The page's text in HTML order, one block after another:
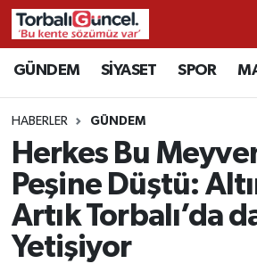
GÜNDEM SİYASET SPOR
HABERLER GÜNDEM
Herkes Bu
Peşine Düştü:
Artık Torbalı’da
Yetişiyor
İzmir Nöbetçi Eczaneler
İzmir Hava Durumu
İzmir Namaz Vakitleri
İzmir Trafik Yoğunluk Haritası
Süper Lig Puan Durumu ve